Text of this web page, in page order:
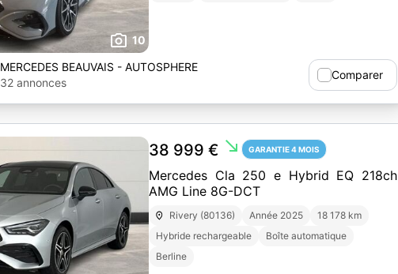
10
MERCEDES BEAUVAIS - AUTOSPHERE
32 annonces
Comparer
38 999 € south_east GARANTIE 4 MOIS
Mercedes Cla 250 e Hybrid EQ 218ch
AMG Line 8G-DCT
Rivery (80136) Année 2025
18 178 km
Hybride rechargeable
Boîte automatique
Berline